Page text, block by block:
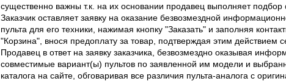
существенно важны т.к. на их основании продавец выполняет подбор
Заказчик оставляет заявку на оказание безвозмездной
пульта для его техники, нажимая кнопку "Заказать" и заполняя
"Корзина", внося предоплату за товар, подтверждая этим действием
Продавец в ответ на заявку заказчика, безвозмездно оказывая
совместимые вариант(ы) пультов по заявленной им модели и
каталога на сайте, обговаривая все различия пульта-аналога с